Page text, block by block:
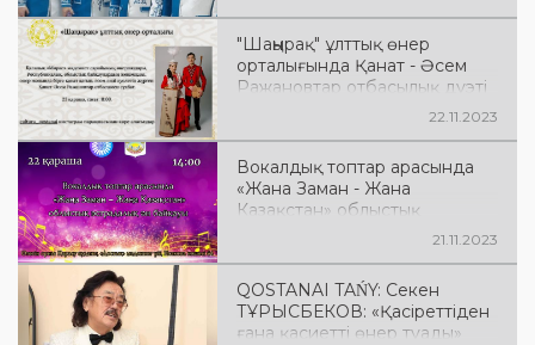
"Шаңырақ" ұлттық өнер
орталығында Қанат - Әсем
Ражановтар отбасылық дуэті
22.11.2023
Вокалдық топтар арасында
«Жана Заман - Жана
Казақстан» облыстық
эстрадалық ән байқауы21.11.2023
QOSTANAI TAŃY: Секен
ТҰРЫСБЕКОВ: «Қасіреттіден
ғана қасиетті өнер туады»